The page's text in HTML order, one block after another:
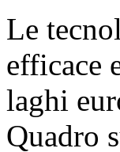
Le
efficace
laghi
Quadro